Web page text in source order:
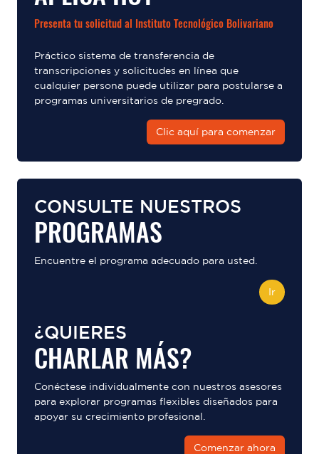
Presenta tu solicitud al Instituto Tecnológico Bolivariano
Práctico sistema de transferencia de
transcripciones y solicitudes en línea que
cualquier persona puede utilizar para postularse a
programas universitarios de pregrado.
Clic aquí para comenzar
CONSULTE NUESTROS
PROGRAMAS
Encuentre el programa adecuado para usted.
Ir
¿QUIERES
CHARLAR MÁS?
Conéctese individualmente con nuestros asesores
para explorar programas flexibles diseñados para
apoyar su crecimiento profesional.
Comenzar ahora